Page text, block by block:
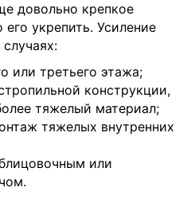
довольно крепкое
укрепить. Усиление
или третьего этажа;
конструкции,
тяжелый материал;
тяжелых внутренних
или